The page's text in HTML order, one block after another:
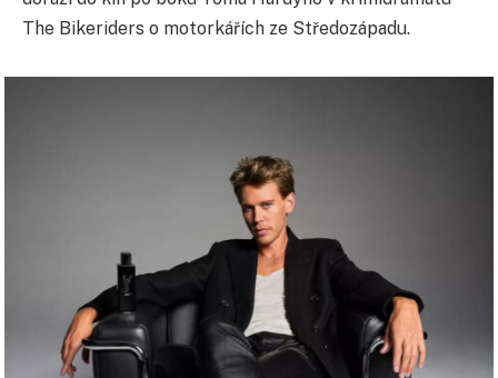
The Bikeriders o motorkářích ze Středozápadu.